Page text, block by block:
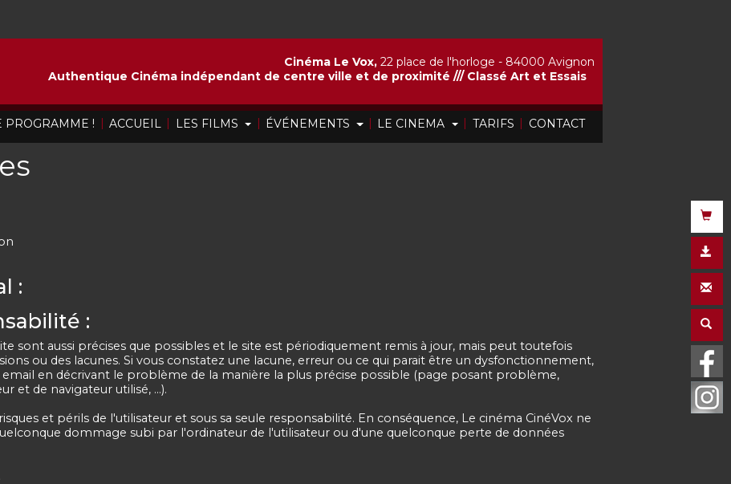
PROGRAMME ! | ACCUEIL | LES FILMS | ÉVÉNEMENTS | LE CINEMA | TARIFS | CONTACT
Cinéma Le Vox, 22 place de l'horloge - 84000 Avignon
Authentique Cinéma indépendant de centre ville et de proximité /// Classé Art et Essais
:
:
sont aussi précises que possibles et le site est périodiquement remis à jour, mais peut toutefois
ou des lacunes. Si vous constatez une lacune, erreur ou ce qui parait être un dysfonctionnement,
en décrivant le problème de la manière la plus précise possible (page posant problème,
et de navigateur utilisé, …).
et périls de l'utilisateur et sous sa seule responsabilité. En conséquence, Le cinéma CinéVox ne
dommage subi par l'ordinateur de l'utilisateur ou d'une quelconque perte de données